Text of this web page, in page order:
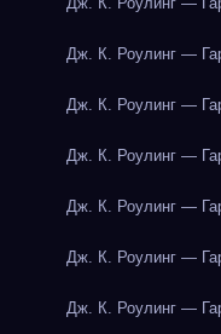
Дж. К. Роулинг —
Дж. К. Роулинг —
Дж. К. Роулинг —
Дж. К. Роулинг —
Дж. К. Роулинг —
Дж. К. Роулинг —